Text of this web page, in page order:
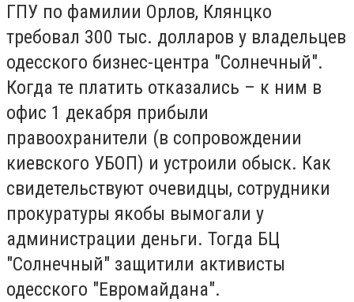
ГПУ по фамилии Орлов, Клянцко
требовал 300 тыс. долларов у владельцев
одесского бизнес-центра "Солнечный".
Когда те платить отказались – к ним в
офис 1 декабря прибыли
правоохранители (в сопровождении
киевского УБОП) и устроили обыск. Как
свидетельствуют очевидцы, сотрудники
прокуратуры якобы вымогали у
администрации деньги. Тогда БЦ
"Солнечный" защитили активисты
одесского "Евромайдана".